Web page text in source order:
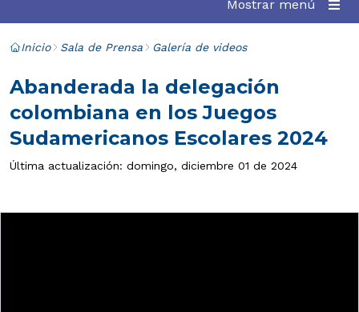
Mostrar menú
Inicio Sala de Prensa Galería de videos
Abanderada la delegación
colombiana en los Juegos
Sudamericanos Escolares 2024
Última actualización: domingo, diciembre 01 de 2024